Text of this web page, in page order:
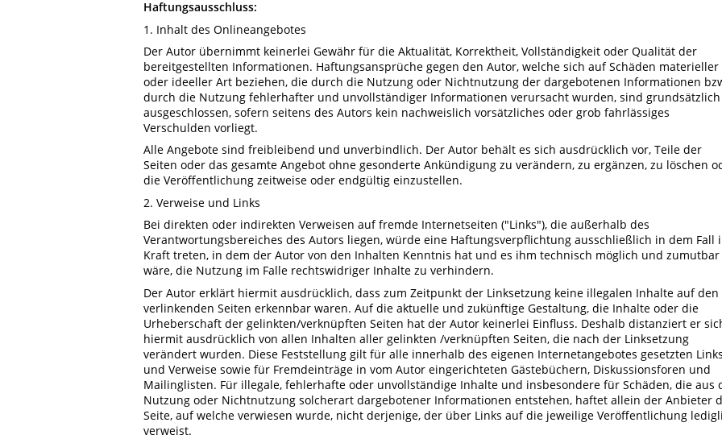
Haftungsausschluss:
1. Inhalt des Onlineangebotes
Der Autor übernimmt keinerlei Gewähr für die Aktualität, Korrektheit, Vollständigkeit oder Qualität der
bereitgestellten Informationen. Haftungsansprüche gegen den Autor, welche sich auf Schäden materieller
oder ideeller Art beziehen, die durch die Nutzung oder Nichtnutzung der dargebotenen Informationen
durch die Nutzung fehlerhafter und unvollständiger Informationen verursacht wurden, sind grundsätzlich
ausgeschlossen, sofern seitens des Autors kein nachweislich vorsätzliches oder grob fahrlässiges
Verschulden vorliegt.
Alle Angebote sind freibleibend und unverbindlich. Der Autor behält es sich ausdrücklich vor, Teile der
Seiten oder das gesamte Angebot ohne gesonderte Ankündigung zu verändern, zu ergänzen, zu löschen
die Veröffentlichung zeitweise oder endgültig einzustellen.
2. Verweise und Links
Bei direkten oder indirekten Verweisen auf fremde Internetseiten ("Links"), die außerhalb des
Verantwortungsbereiches des Autors liegen, würde eine Haftungsverpflichtung ausschließlich in dem Fall
Kraft treten, in dem der Autor von den Inhalten Kenntnis hat und es ihm technisch möglich und zumutbar
wäre, die Nutzung im Falle rechtswidriger Inhalte zu verhindern.
Der Autor erklärt hiermit ausdrücklich, dass zum Zeitpunkt der Linksetzung keine illegalen Inhalte auf den
verlinkenden Seiten erkennbar waren. Auf die aktuelle und zukünftige Gestaltung, die Inhalte oder die
Urheberschaft der gelinkten/verknüpften Seiten hat der Autor keinerlei Einfluss. Deshalb distanziert er
hiermit ausdrücklich von allen Inhalten aller gelinkten /verknüpften Seiten, die nach der Linksetzung
verändert wurden. Diese Feststellung gilt für alle innerhalb des eigenen Internetangebotes gesetzten Links
und Verweise sowie für Fremdeinträge in vom Autor eingerichteten Gästebüchern, Diskussionsforen und
Mailinglisten. Für illegale, fehlerhafte oder unvollständige Inhalte und insbesondere für Schäden, die aus
Nutzung oder Nichtnutzung solcherart dargebotener Informationen entstehen, haftet allein der Anbieter
Seite, auf welche verwiesen wurde, nicht derjenige, der über Links auf die jeweilige Veröffentlichung
verweist.